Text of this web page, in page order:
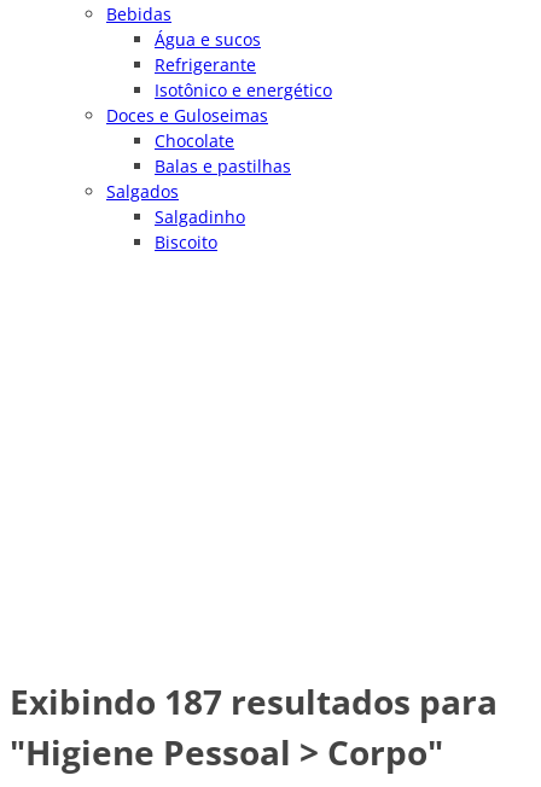
Bebidas
Água e sucos
Refrigerante
Isotônico e energético
Doces e Guloseimas
Chocolate
Balas e pastilhas
Salgados
Salgadinho
Biscoito
Exibindo 187 resultados para
"Higiene Pessoal > Corpo"